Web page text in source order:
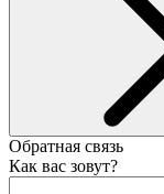
Обратная связь
Как вас зовут?